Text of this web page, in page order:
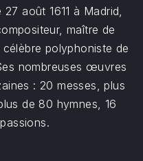
août 1611 à Madrid,
maître de
polyphoniste de
nombreuses œuvres
: 20 messes, plus
de 80 hymnes, 16